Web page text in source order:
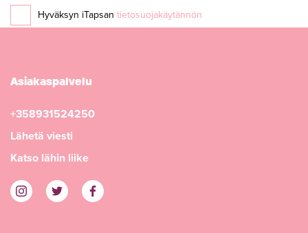
Hyväksyn iTapsan tietosuojakäytännön
Asiakaspalvelu
+358931524250
Lähetä viesti
Katso lähin liike